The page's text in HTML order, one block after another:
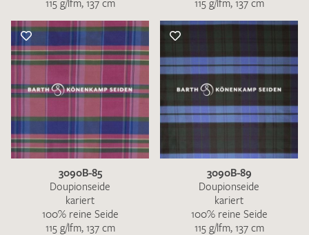
115 g/lfm, 137 cm 115 g/lfm, 137 cm
3090B-85
Doupionseide
kariert
100% reine Seide
115 g/lfm, 137 cm
3090B-89
Doupionseide
kariert
100% reine Seide
115 g/lfm, 137 cm